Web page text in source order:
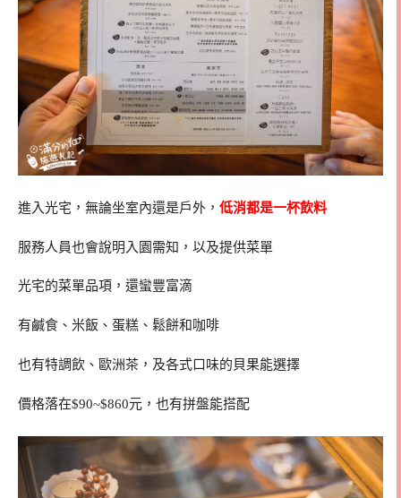
進入光宅，無論坐室內還是戶外， 低消都是一杯飲料
服務人員也會說明入園需知，以及提供菜單
光宅的菜單品項，還蠻豐富滴
有鹹食、米飯、蛋糕、鬆餅和咖啡
也有特調飲、歐洲茶，及各式口味的貝果能選擇
價格落在$90~$860元，也有拼盤能搭配